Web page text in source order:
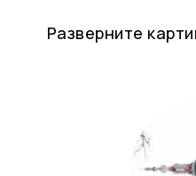
Разверните